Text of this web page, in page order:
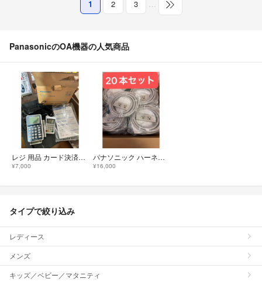
1 2 3 …
PanasonicのOA機器の人気商品
レジ 用品 カード決済端末 セット ZEC-14 パナソニック
¥7,000
パナソニック ハーネス用OAタップ 2個口 WFA6632HG 20本セット
¥16,000
タイプで絞り込み
レディース
メンズ
キッズ／ベビー／マタニティ